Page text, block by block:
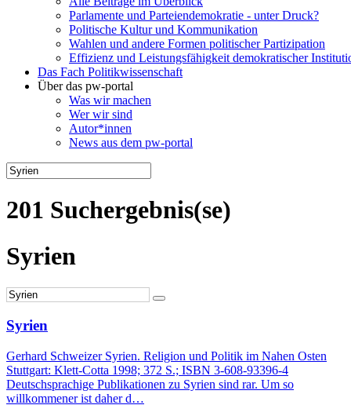
Parlamente und Parteiendemokratie - unter Druck?
Politische Kultur und Kommunikation
Wahlen und andere Formen politischer Partizipation
Effizienz und Leistungsfähigkeit demokratischer
Das Fach Politikwissenschaft
Über das pw-portal
Was wir machen
Wer wir sind
Autor*innen
News aus dem pw-portal
201 Suchergebnis(se)
Syrien
Syrien
Gerhard Schweizer Syrien. Religion und Politik im Nahen Osten
Stuttgart: Klett-Cotta 1998; 372 S.; ISBN 3-608-93396-4
Deutschsprachige Publikationen zu Syrien sind rar. Um so
willkommener ist daher d…